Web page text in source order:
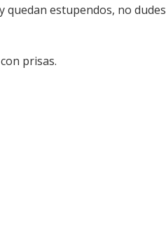
quedan estupendos, no dudes
prisas.